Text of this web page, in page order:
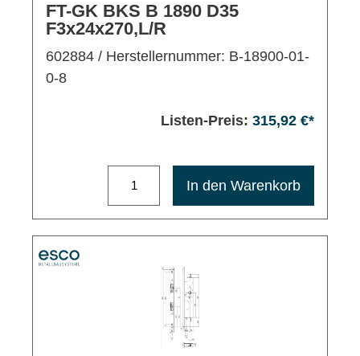
FT-GK BKS B 1890 D35
F3x24x270,L/R
602884 / Herstellernummer: B-18900-01-
0-8
Listen-Preis: 315,92 €*
In den Warenkorb